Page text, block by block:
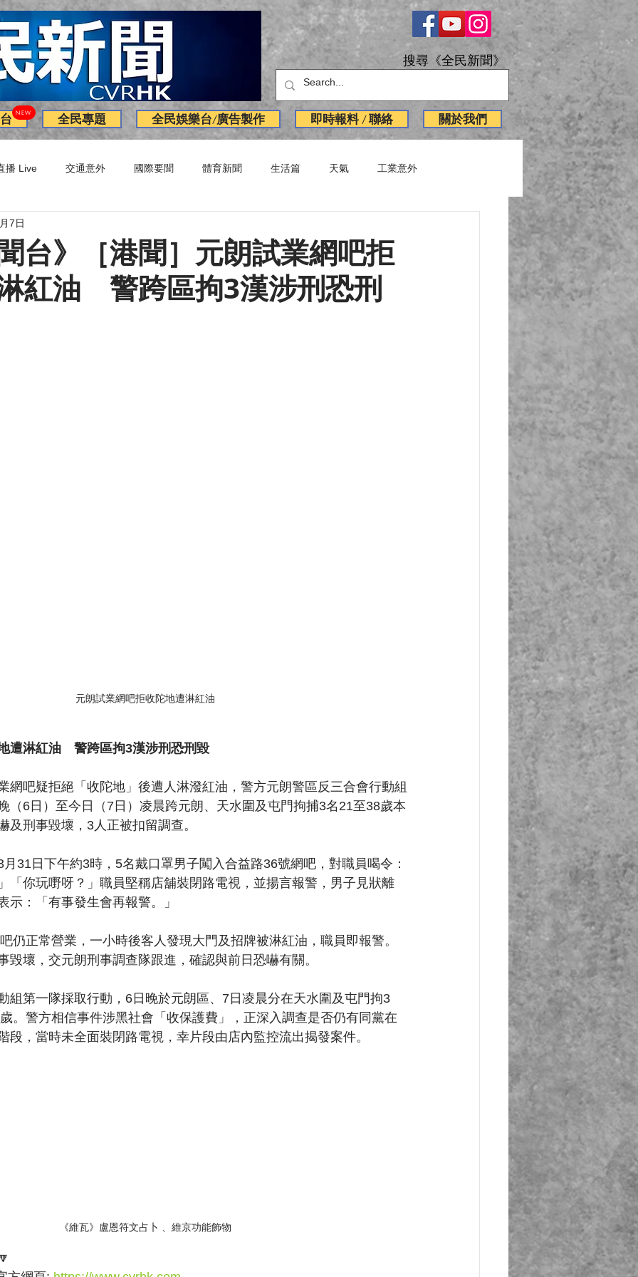
搜尋《全民新聞》
全民專題 全民娛樂台/廣告製作 即時報料 / 聯絡 關於我們
NEW
播 Live 交通意外 國際要聞 體育新聞 生活篇 天氣 工業意外
訪問
台》［港聞］元朗試業網吧拒
紅油 警跨區拘3漢涉刑恐刑
7日
元朗試業網吧拒收陀地遭淋紅油
遭淋紅油　警跨區拘3漢涉刑恐刑毀
網吧疑拒絕「收陀地」後遭人淋潑紅油，警方元朗警區反三合會行動組
（6日）至今日（7日）凌晨跨元朗、天水圍及屯門拘捕3名21至38歲本
及刑事毀壞，3人正被扣留調查。
31日下午約3時，5名戴口罩男子闖入合益路36號網吧，對職員喝令：
「你玩嘢呀？」職員堅稱店舖裝閉路電視，並揚言報警，男子見狀離
示：「有事發生會再報警。」
仍正常營業，一小時後客人發現大門及招牌被淋紅油，職員即報警。
毀壞，交元朗刑事調查隊跟進，確認與前日恐嚇有關。
組第一隊採取行動，6日晚於元朗區、7日凌晨分在天水圍及屯門拘3
。警方相信事件涉黑社會「收保護費」，正深入調查是否仍有同黨在
段，當時未全面裝閉路電視，幸片段由店內監控流出揭發案件。
《維瓦》盧恩符文占卜 、維京功能飾物